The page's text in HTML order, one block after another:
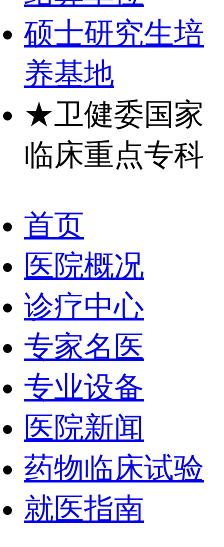
硕士研究生培
养基地
★卫健委国家
临床重点专科
首页
医院概况
诊疗中心
专家名医
专业设备
医院新闻
药物临床试验
就医指南